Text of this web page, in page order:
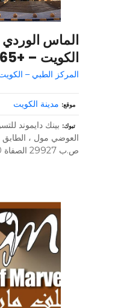
الماس
الكويت – +965 6776 6383
المركز الطبي –
موقع مدينة الكويت
تبوك
بينك دايموند
ص.ب 29927 الصفاة 13160 – مدينة الكويت – الكويت –